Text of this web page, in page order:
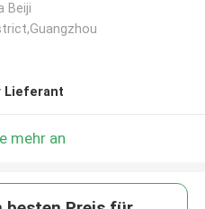
Beiji
Lieferant
mehr an